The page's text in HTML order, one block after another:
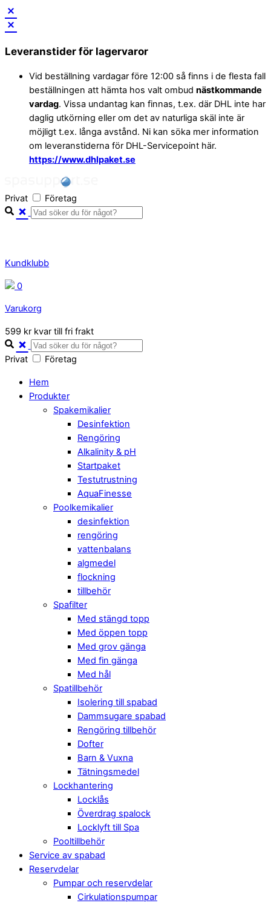
Skip
content
Leveranstider för lagervaror
Vid beställning vardagar före 12:00 så finns i de flesta fall
beställningen att hämta hos valt ombud nästkommande
vardag. Vissa undantag kan finnas, t.ex. där DHL inte har
daglig utkörning eller om det av naturliga skäl inte är
möjligt t.ex. långa avstånd. Ni kan söka mer information
om leveranstiderna för DHL-Servicepoint här.
https://www.dhlpaket.se
Privat Företag
Kundklubb
0
Varukorg
Close
Cart
599 kr kvar till fri frakt
Privat Företag
Hem
Produkter
Spakemikalier
Desinfektion
Rengöring
Alkalinity & pH
Startpaket
Testutrustning
AquaFinesse
Poolkemikalier
desinfektion
rengöring
vattenbalans
algmedel
flockning
tillbehör
Spafilter
Med stängd topp
Med öppen topp
Med grov gänga
Med fin gänga
Med hål
Spatillbehör
Isolering till spabad
Dammsugare spabad
Rengöring tillbehör
Dofter
Barn & Vuxna
Tätningsmedel
Lockhantering
Locklås
Överdrag spalock
Locklyft till Spa
Pooltillbehör
Service av spabad
Reservdelar
Pumpar och reservdelar
Cirkulationspumpar